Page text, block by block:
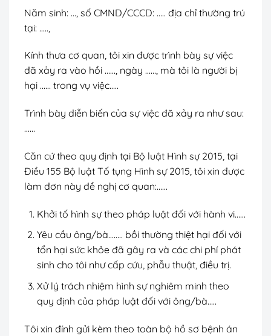
Năm sinh: …, số CMND/CCCD: ….. địa chỉ thường trú
tại: …..,
Kính thưa cơ quan, tôi xin được trình bày sự việc
đã xảy ra vào hồi ……, ngày ……, mà tôi là người bị
hại …… trong vụ việc…..
Trình bày diễn biến của sự việc đã xảy ra như sau:
……
Căn cứ theo quy định tại Bộ luật Hình sự 2015, tại
Điều 155 Bộ luật Tố tụng Hình sự 2015, tôi xin được
làm đơn này đề nghị cơ quan:……
Khởi tố hình sự theo pháp luật đối với hành vi……
Yêu cầu ông/bà…….. bồi thường thiệt hại đối với
tổn hại sức khỏe đã gây ra và các chi phí phát
sinh cho tôi như cấp cứu, phẫu thuật, điều trị.
Xử lý trách nhiệm hình sự nghiêm minh theo
quy định của pháp luật đối với ông/bà…..
Tôi xin đính gửi kèm theo toàn bộ hồ sơ bệnh án